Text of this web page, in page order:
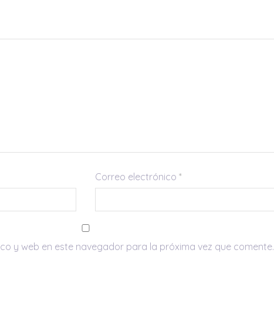
Correo electrónico*
y web en este navegador para la próxima vez que comente.